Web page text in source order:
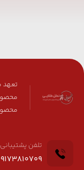
تعهد
تلفن پشتیبانی